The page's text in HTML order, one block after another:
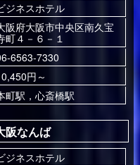
ジネスホテル
阪府大阪市中央区南久宝
町４－６－１
6563-7330
円～
町駅，心斎橋駅
阪なんば
ジネスホテル